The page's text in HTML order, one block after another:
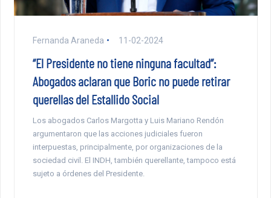
Fernanda Araneda 11-02-2024
“El Presidente no tiene ninguna facultad”:
Abogados aclaran que Boric no puede retirar
querellas del Estallido Social
Los abogados Carlos Margotta y Luis Mariano Rendón
argumentaron que las acciones judiciales fueron
interpuestas, principalmente, por organizaciones de la
sociedad civil. El INDH, también querellante, tampoco está
sujeto a órdenes del Presidente.